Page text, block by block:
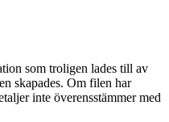
som troligen lades till av
skapades. Om filen har
inte överensstämmer med